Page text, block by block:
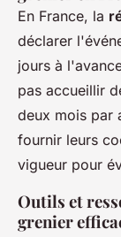
En France, la
déclarer
jours à
pas accueillir
deux mois par
fournir leurs
vigueur pour
Outils et
grenier